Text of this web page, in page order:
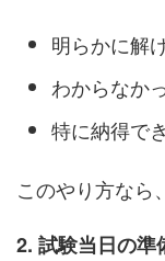
明らかに解
わからなか
特に納得で
このやり方なら
2. 試験当日の準